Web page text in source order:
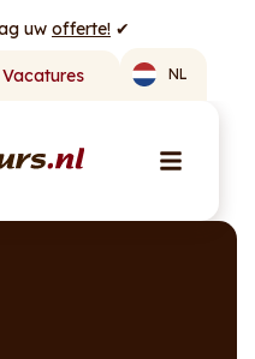
uw offerte! ✔
Vacatures NL